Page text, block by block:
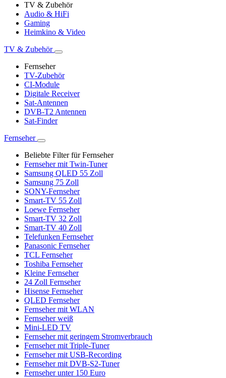
TV & Zubehör
Audio & HiFi
Gaming
Heimkino & Video
TV & Zubehör
Fernseher
TV-Zubehör
CI-Module
Digitale Receiver
Sat-Antennen
DVB-T2 Antennen
Sat-Finder
Fernseher
Beliebte Filter für Fernseher
Fernseher mit Twin-Tuner
Samsung QLED 55 Zoll
Samsung 75 Zoll
SONY-Fernseher
Smart-TV 55 Zoll
Loewe Fernseher
Smart-TV 32 Zoll
Smart-TV 40 Zoll
Telefunken Fernseher
Panasonic Fernseher
TCL Fernseher
Toshiba Fernseher
Kleine Fernseher
24 Zoll Fernseher
Hisense Fernseher
QLED Fernseher
Fernseher mit WLAN
Fernseher weiß
Mini-LED TV
Fernseher mit geringem Stromverbrauch
Fernseher mit Triple-Tuner
Fernseher mit USB-Recording
Fernseher mit DVB-S2-Tuner
Fernseher unter 150 Euro